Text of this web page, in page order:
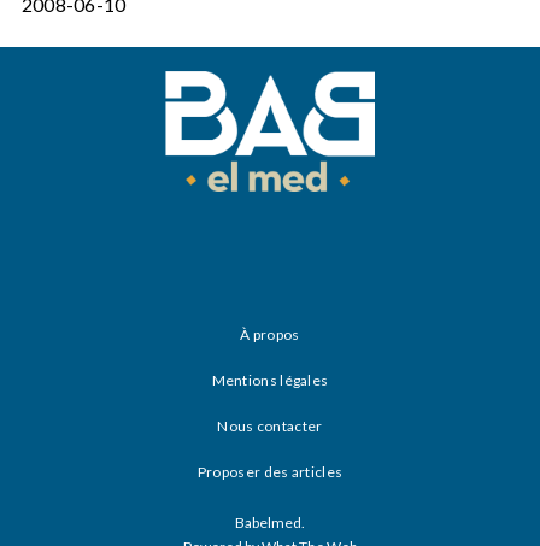
À propos
Mentions légales
Nous contacter
Proposer des articles
Babelmed.